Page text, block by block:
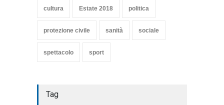
cultura Estate 2018 politica
protezione civile sanità sociale
spettacolo sport
Tag